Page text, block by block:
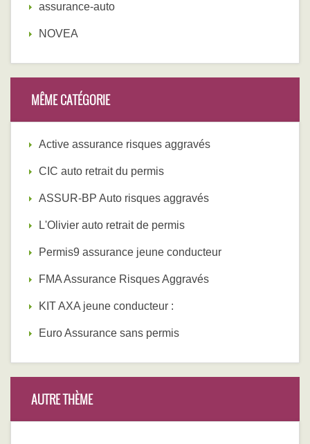
assurance-auto
NOVEA
MÊME CATÉGORIE
Active assurance risques aggravés
CIC auto retrait du permis
ASSUR-BP Auto risques aggravés
L'Olivier auto retrait de permis
Permis9 assurance jeune conducteur
FMA Assurance Risques Aggravés
KIT AXA jeune conducteur :
Euro Assurance sans permis
AUTRE THÈME